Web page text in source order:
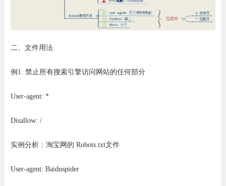
二、文件用法
例1. 禁止所有搜索引擎访问网站的任何部分
User-agent: *
Disallow: /
实例分析：淘宝网的 Robots.txt文件
User-agent: Baiduspider